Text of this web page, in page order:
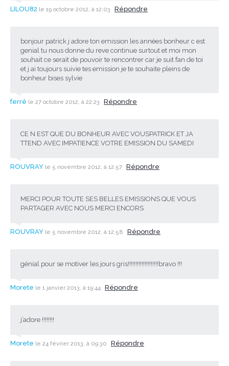
LILOU82 le 19 octobre 2012, à 12:03 Répondre
bonjour patrick j adore ton emission les années bonheur c est
genial tu nous donne du reve continue surtout et moi mon
souhait ce serait de pouvoir te rencontrer car je suit fan de toi
et j ai toujours suivie tes emission je te souhaite pleins de
bonheur bises sylvie
ferré le 27 octobre 2012, à 22:23 Répondre
CE N EST QUE DU BONHEUR AVEC VOUSPATRICK ET JA
TTEND AVEC IMPATIENCE VOTRE EMISSION DU SAMEDI
ROUVRAY le 5 novembre 2012, à 12:57 Répondre
MERCI POUR TOUTE SES BELLES EMISSIONS QUE VOUS
PARTAGER AVEC NOUS MERCI ENCORS
ROUVRAY le 5 novembre 2012, à 12:58 Répondre
génial pour se motiver les jours gris!!!!!!!!!!!!!!!!!!!!bravo !!!
Morete le 1 janvier 2013, à 19:44 Répondre
j’adore !!!!!!!!
Morete le 24 février 2013, à 09:30 Répondre